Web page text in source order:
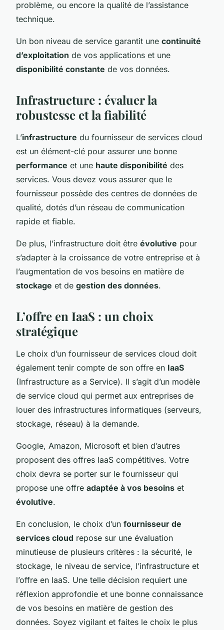
problème, ou encore la qualité de l’assistance
technique.
Un bon niveau de service garantit une continuité
d’exploitation de vos applications et une
disponibilité constante de vos données.
Infrastructure : évaluer la
robustesse et la fiabilité
L’infrastructure du fournisseur de services cloud
est un élément-clé pour assurer une bonne
performance et une haute disponibilité des
services. Vous devez vous assurer que le
fournisseur possède des centres de données de
qualité, dotés d’un réseau de communication
rapide et fiable.
De plus, l’infrastructure doit être évolutive pour
s’adapter à la croissance de votre entreprise et à
l’augmentation de vos besoins en matière de
stockage et de gestion des données.
L’offre en IaaS : un choix
stratégique
Le choix d’un fournisseur de services cloud doit
également tenir compte de son offre en IaaS
(Infrastructure as a Service). Il s’agit d’un modèle
de service cloud qui permet aux entreprises de
louer des infrastructures informatiques (serveurs,
stockage, réseau) à la demande.
Google, Amazon, Microsoft et bien d’autres
proposent des offres IaaS compétitives. Votre
choix devra se porter sur le fournisseur qui
propose une offre adaptée à vos besoins et
évolutive.
En conclusion, le choix d’un fournisseur de
services cloud repose sur une évaluation
minutieuse de plusieurs critères : la sécurité, le
stockage, le niveau de service, l’infrastructure et
l’offre en IaaS. Une telle décision requiert une
réflexion approfondie et une bonne connaissance
de vos besoins en matière de gestion des
données. Soyez vigilant et faites le choix le plus